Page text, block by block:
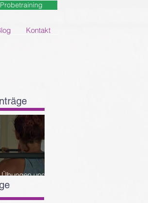
Probetraining
Kontakt
und